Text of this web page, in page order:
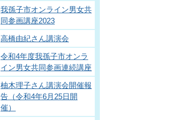
我孫子市オンライン男女共
同参画講座2023
高橋由紀さん講演会
令和4年度我孫子市オンラ
イン男女共同参画連続講座
柚木理子さん講演会開催報
告（令和4年6月25日開
催）